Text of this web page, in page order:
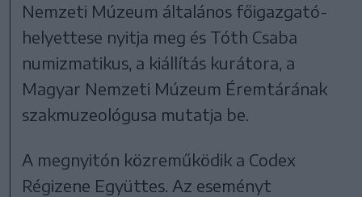
Nemzeti Múzeum általános főigazgató-
helyettese nyitja meg és Tóth Csaba
numizmatikus, a kiállítás kurátora, a
Magyar Nemzeti Múzeum Éremtárának
szakmuzeológusa mutatja be.
A megnyitón közreműködik a Codex
Régizene Együttes. Az eseményt